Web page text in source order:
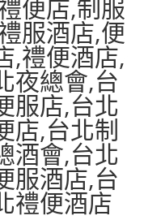
便店,制服
服酒店,便
,禮便酒店,
夜總會,台
服店,台北
店,台北制
酒會,台北
服酒店,台
禮便酒店